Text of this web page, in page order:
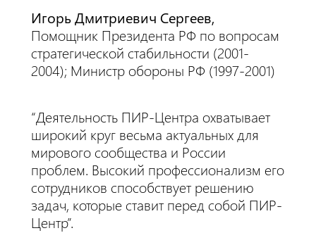
Игорь Дмитриевич Сергеев,
Помощник Президента РФ по вопросам
стратегической стабильности (2001-
2004); Министр обороны РФ (1997-2001)
“Деятельность ПИР-Центра охватывает
широкий круг весьма актуальных для
мирового сообщества и России
проблем. Высокий профессионализм его
сотрудников способствует решению
задач, которые ставит перед собой ПИР-
Центр”.